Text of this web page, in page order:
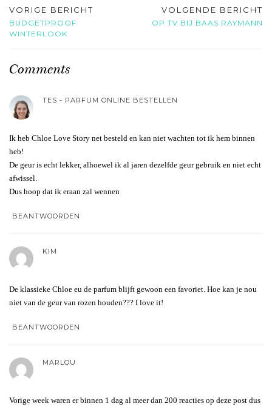
VORIGE BERICHT
BUDGETPROOF
WINTERLOOK
VOLGENDE BERICHT
OP TV BIJ BAAS RAYMANN
Comments
TES - PARFUM ONLINE BESTELLEN
Ik heb Chloe Love Story net besteld en kan niet wachten tot ik hem binnen
heb!
De geur is echt lekker, alhoewel ik al jaren dezelfde geur gebruik en niet echt
afwissel.
Dus hoop dat ik eraan zal wennen
BEANTWOORDEN
KIM
De klassieke Chloe eu de parfum blijft gewoon een favoriet. Hoe kan je nou
niet van de geur van rozen houden??? I love it!
BEANTWOORDEN
MARLOU
Vorige week waren er binnen 1 dag al meer dan 200 reacties op deze post dus